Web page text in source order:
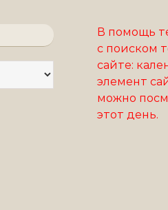
В помощь
с поиском
сайте:
элемент
можно
этот день.